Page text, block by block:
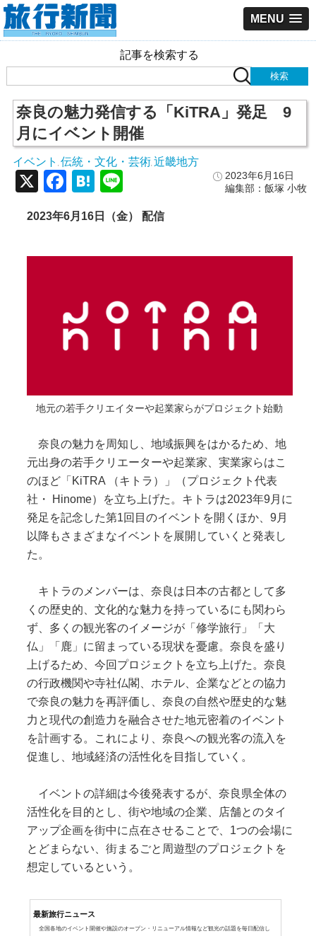
MENU
記事を検索する
奈良の魅力発信する「KiTRA」発足 9
月にイベント開催
イベント 伝統・文化・芸術 近畿地方
2023年6月16日
編集部：飯塚 小牧
X Facebook
Hatena
2023年6月16日（金） 配信
地元の若手クリエイターや起業家らがプロジェクト始動
奈良の魅力を周知し、地域振興をはかるため、地
元出身の若手クリエーターや起業家、実業家らはこ
のほど「KiTRA （キトラ）」（プロジェクト代表
社・ Hinome）を立ち上げた。キトラは2023年9月に
発足を記念した第1回目のイベントを開くほか、9月
以降もさまざまなイベントを展開していくと発表し
た。
キトラのメンバーは、奈良は日本の古都として多
くの歴史的、文化的な魅力を持っているにも関わら
ず、多くの観光客のイメージが「修学旅行」「大
仏」「鹿」に留まっている現状を憂慮。奈良を盛り
上げるため、今回プロジェクトを立ち上げた。奈良
の行政機関や寺社仏閣、ホテル、企業などとの協力
で奈良の魅力を再評価し、奈良の自然や歴史的な魅
力と現代の創造力を融合させた地元密着のイベント
を計画する。これにより、奈良への観光客の流入を
促進し、地域経済の活性化を目指していく。
イベントの詳細は今後発表するが、奈良県全体の
活性化を目的とし、街や地域の企業、店舗とのタイ
アップ企画を街中に点在させることで、1つの会場に
とどまらない、街まるごと周遊型のプロジェクトを
想定しているという。
最新旅行ニュース
全国各地のイベント開催や施設のオープン・リニューアル情報など観光の話題を毎日配信し